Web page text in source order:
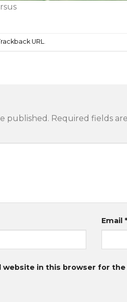
URL.
published. Required fields
Email*
website in this browser for